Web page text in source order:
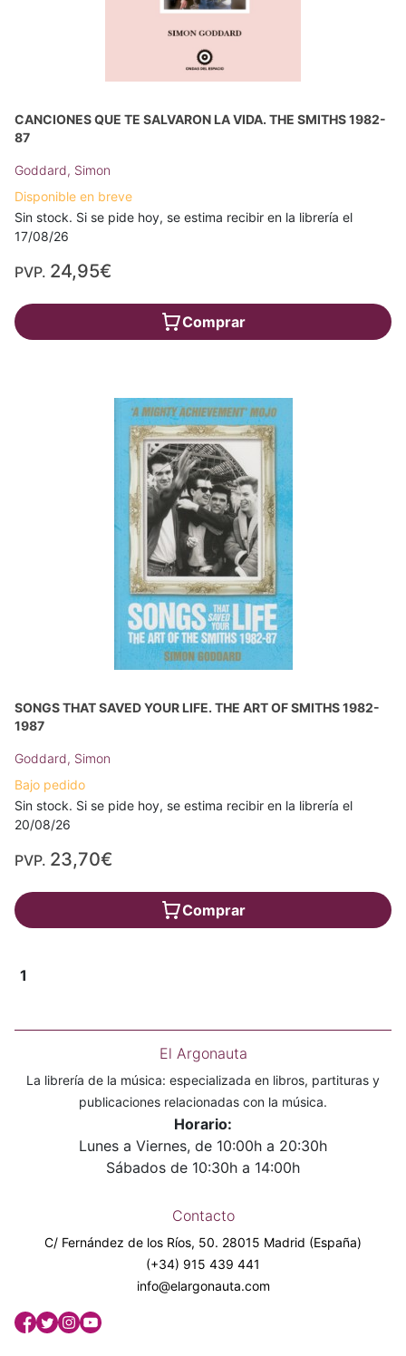
CANCIONES QUE TE SALVARON LA VIDA. THE SMITHS 1982-
87
Goddard, Simon
Disponible en breve
Sin stock. Si se pide hoy, se estima recibir en la librería el
17/08/26
PVP. 24,95€
Comprar
SONGS THAT SAVED YOUR LIFE. THE ART OF SMITHS 1982-
1987
Goddard, Simon
Bajo pedido
Sin stock. Si se pide hoy, se estima recibir en la librería el
20/08/26
PVP. 23,70€
Comprar
1
El Argonauta
La librería de la música: especializada en libros, partituras y
publicaciones relacionadas con la música.
Horario:
Lunes a Viernes, de 10:00h a 20:30h
Sábados de 10:30h a 14:00h
Contacto
C/ Fernández de los Ríos, 50. 28015 Madrid (España)
(+34) 915 439 441
info@elargonauta.com